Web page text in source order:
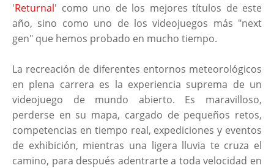
'Returnal' como uno de los mejores títulos de este
año, sino como uno de los videojuegos más "next
gen" que hemos probado en mucho tiempo.
La recreación de diferentes entornos meteorológicos
en plena carrera es la experiencia suprema de un
videojuego de mundo abierto. Es maravilloso,
perderse en su mapa, cargado de pequeños retos,
competencias en tiempo real, expediciones y eventos
de exhibición, mientras una ligera lluvia te cruza el
camino, para después adentrarte a toda velocidad en